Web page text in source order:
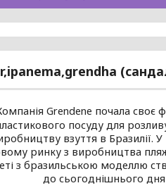
Grendene почала своє
посуду для
взуття в Бразилії.
ринку з виробництва
з бразильською моделлю
до сьогоднішнього дня